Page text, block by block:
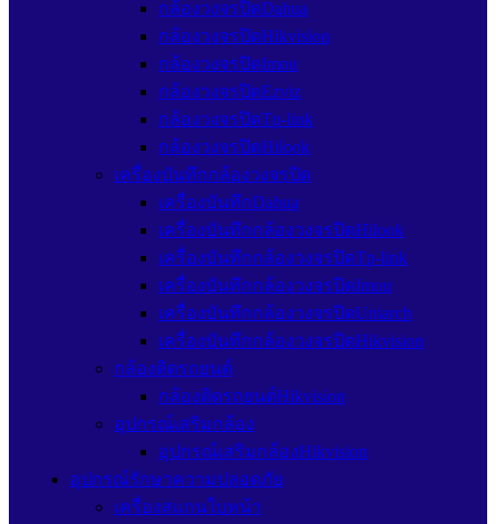
กล้องวงจรปิดDahua
กล้องวงจรปิดHikvision
กล้องวงจรปิดImou
กล้องวงจรปิดEzviz
กล้องวงจรปิดTp-link
กล้องวงจรปิดHilook
เครื่องบันทึกกล้องวงจรปิด
เครื่องบันทึกDahua
เครื่องบันทึกกล้องวงจรปิดHilook
เครื่องบันทึกกล้องวงจรปิดTp-link
เครื่องบันทึกกล้องวงจรปิดImou
เครื่องบันทึกกล้องวงจรปิดUniarch
เครื่องบันทึกกล้องวงจรปิดHikvision
กล้องติดรถยนต์
กล้องติดรถยนต์Hikvision
อุปกรณ์เสริมกล้อง
อุปกรณ์เสริมกล้องHikvision
อุปกรณ์รักษาความปลอดภัย
เครื่องสแกนใบหน้า